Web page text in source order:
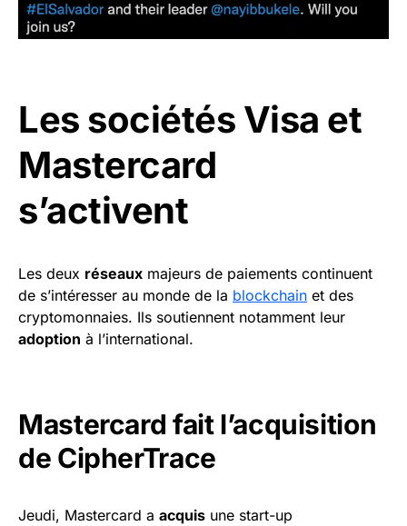
Les sociétés Visa et
Mastercard
s’activent
Les deux réseaux majeurs de paiements continuent
de s’intéresser au monde de la blockchain et des
cryptomonnaies. Ils soutiennent notamment leur
adoption à l’international.
Mastercard fait l’acquisition
de CipherTrace
Jeudi, Mastercard a acquis une start-up